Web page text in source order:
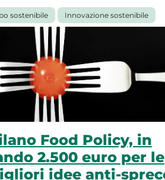
sostenibile Innovazione sostenibile
Food Policy, in
2.500 euro per le
idee anti-